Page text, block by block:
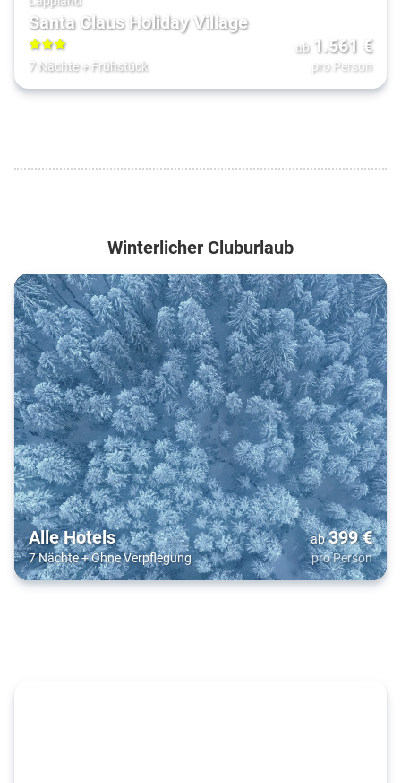
Santa Claus Holiday Village
3
7 Nächte+ Frühstück
ab 1.561 €
pro Person
Winterlicher Cluburlaub
Alle Hotels
7 Nächte+Ohne Verpflegung
ab 399€
pro Person